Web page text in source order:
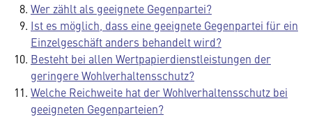
Wer zählt als geeignete Gegenpartei?
Ist es möglich, dass eine geeignete Gegenpartei für ein
Einzelgeschäft anders behandelt wird?
Besteht bei allen Wertpapierdienstleistungen der
geringere Wohlverhaltensschutz?
Welche Reichweite hat der Wohlverhaltensschutz bei
geeigneten Gegenparteien?